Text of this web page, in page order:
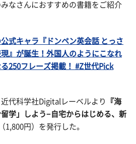
なさんにおすすめの書籍をご紹介
式キャラ『ドンペン英会話 とっさ
』が誕生！外国人のようにこなれ
250フレーズ掲載！ #Z世代Pick
代科学社Digitalレーベルより
『海
学」しよう−自宅からはじめる、新
（1,800円）を発行した。